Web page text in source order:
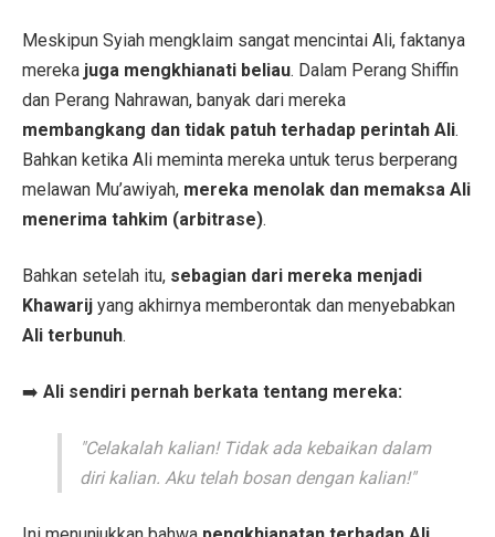
Meskipun Syiah mengklaim sangat mencintai Ali, faktanya
mereka juga mengkhianati beliau. Dalam Perang Shiffin
dan Perang Nahrawan, banyak dari mereka
membangkang dan tidak patuh terhadap perintah Ali.
Bahkan ketika Ali meminta mereka untuk terus berperang
melawan Mu’awiyah, mereka menolak dan memaksa Ali
menerima tahkim (arbitrase).
Bahkan setelah itu, sebagian dari mereka menjadi
Khawarij yang akhirnya memberontak dan menyebabkan
Ali terbunuh.
➡️ Ali sendiri pernah berkata tentang mereka:
"Celakalah kalian! Tidak ada kebaikan dalam
diri kalian. Aku telah bosan dengan kalian!"